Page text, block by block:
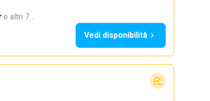
·e altri 7…
Vedi disponibilità